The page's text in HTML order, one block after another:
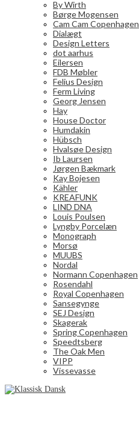
By Wirth
Børge Mogensen
Cam Cam Copenhagen
Dialægt
Design Letters
dot aarhus
Eilersen
FDB Møbler
Felius Design
Ferm Living
Georg Jensen
Hay
House Doctor
Humdakin
Hübsch
Hvalsøe Design
Ib Laursen
Jørgen Bækmark
Kay Bojesen
Kähler
KREAFUNK
LIND DNA
Louis Poulsen
Lyngby Porcelæn
Monograph
Morsø
MUUBS
Nordal
Normann Copenhagen
Rosendahl
Royal Copenhagen
Sansegynge
SEJ Design
Skagerak
Spring Copenhagen
Speedtsberg
The Oak Men
VIPP
Vissevasse